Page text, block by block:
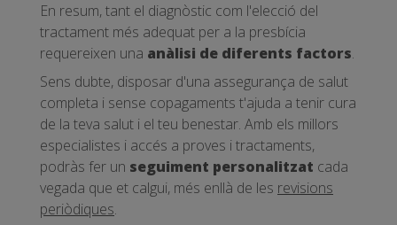
En resum, tant el diagnòstic com l'elecció del
tractament més adequat per a la presbícia
requereixen una anàlisi de diferents factors.
Sens dubte, disposar d'una assegurança de salut
completa i sense copagaments t'ajuda a tenir cura
de la teva salut i el teu benestar. Amb els millors
especialistes i accés a proves i tractaments,
podràs fer un seguiment personalitzat cada
vegada que et calgui, més enllà de les revisions
periòdiques.